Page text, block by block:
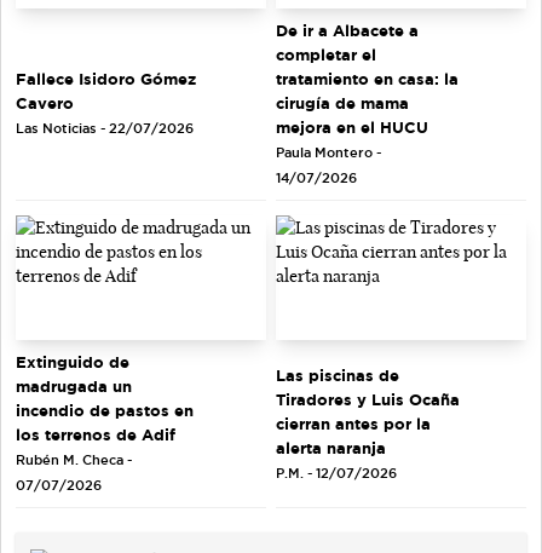
Fallece Isidoro Gómez
Cavero
Las Noticias - 22/07/2026
De ir a Albacete a
completar el
tratamiento en casa: la
cirugía de mama
mejora en el HUCU
Paula Montero -
14/07/2026
Extinguido de
madrugada un
incendio de pastos en
los terrenos de Adif
Rubén M. Checa -
07/07/2026
Las piscinas de
Tiradores y Luis Ocaña
cierran antes por la
alerta naranja
P.M. - 12/07/2026